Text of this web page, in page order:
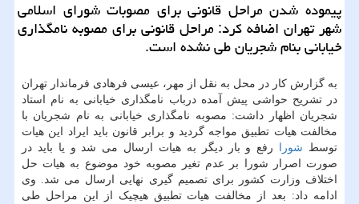
پیموده شدن مراحل قانونی برای مصوبات شورای اسلامی
شهر تهران اضافه کرد: مراحل قانونی برای مصوبه نامگذاری
خیابانی بنام شجریان طی نشده است.
به گزارش کار در محل به نقل از مهر، عیسی فرهادی فرماندار تهران
در تشریح حواشی پیش آمده درباب نامگذاری خیابانی به نام استاد
شجریان اظهار داشت: مصوبه نامگذاری خیابانی به نام شجریان با
مخالفت هیات تطبیق مواجه گردید و برابر قانون باید ایراد این هیات
توسط شورا رفع و بار دیگر به هیات ارسال می شد و یا باید در
صورت اصرار شورا بر عدم تغیر مصوبه خود موضوع به هیات حل
اختلاف وزارت کشور برای تصمیم گیری نهایی ارسال می شد. وی
ادامه داد: بعد از مخالفت هیات تطبیق هیچیک از این مراحل طی